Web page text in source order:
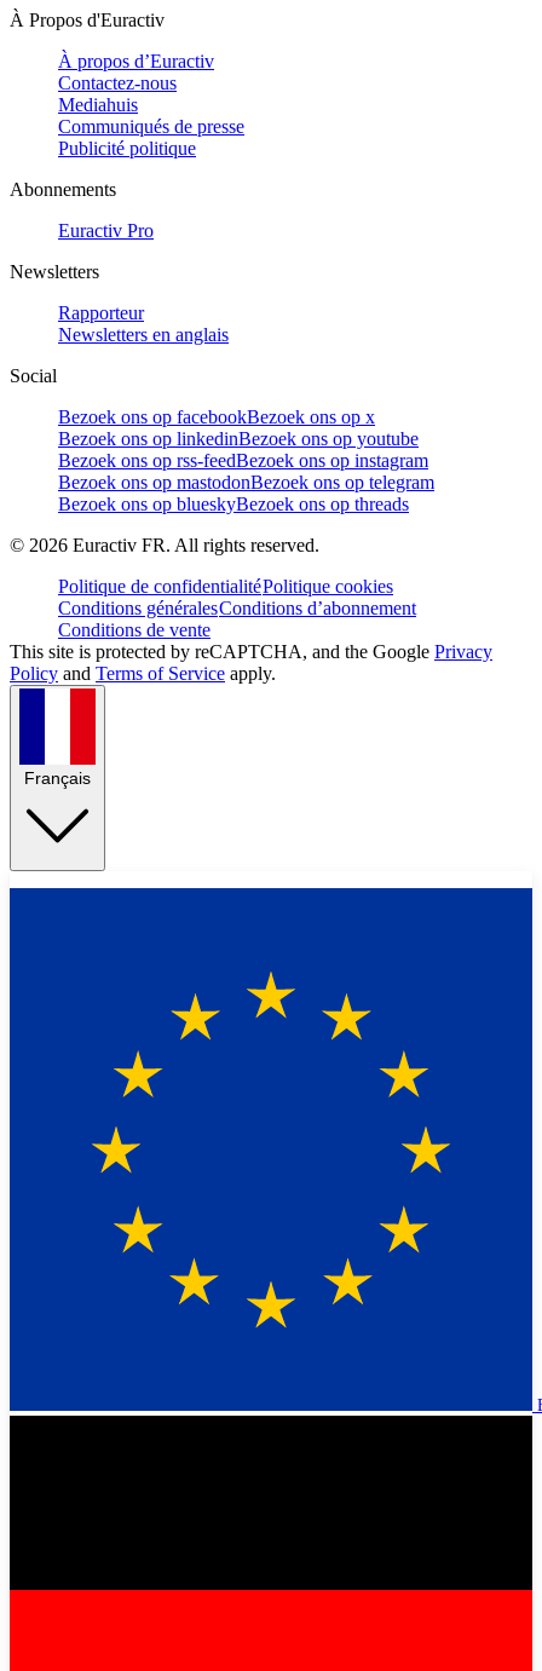
À Propos d'Euractiv
À propos d’Euractiv
Contactez-nous
Mediahuis
Communiqués de presse
Publicité politique
Abonnements
Euractiv Pro
Newsletters
Rapporteur
Newsletters en anglais
Social
Bezoek ons op facebookBezoek ons op x
Bezoek ons op linkedinBezoek ons op youtube
Bezoek ons op rss-feedBezoek ons op instagram
Bezoek ons op mastodonBezoek ons op telegram
Bezoek ons op blueskyBezoek ons op threads
© 2026 Euractiv FR. All rights reserved.
Politique de confidentialitéPolitique cookies
Conditions généralesConditions d’abonnement
Conditions de vente
This site is protected by reCAPTCHA, and the Google Privacy
Policy and Terms of Service apply.
Français